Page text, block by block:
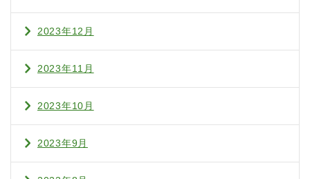
2023年12月
2023年11月
2023年10月
2023年9月